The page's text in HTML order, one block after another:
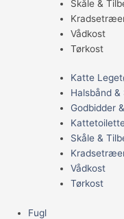
Skåle &
Vådkost
Tørkost
Katte
Halsbånd &
Godbidder
Skåle &
Vådkost
Tørkost
Fugl